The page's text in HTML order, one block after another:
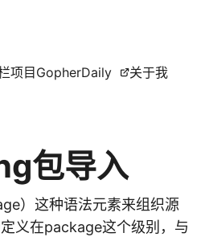
项目 GopherDaily 关于我
包导入
）这种语法元素来组织源
义在package这个级别，与